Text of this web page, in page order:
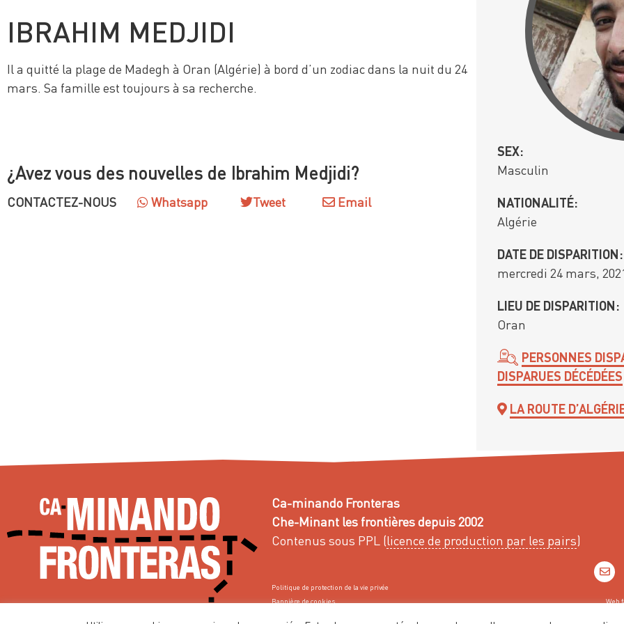
IBRAHIM MEDJIDI
Il a quitté la plage de Madegh à Oran (Algérie) à bord d’un zodiac dans la nuit du 24
mars. Sa famille est toujours à sa recherche.
¿Avez vous des nouvelles de Ibrahim Medjidi?
CONTACTEZ-NOUS Whatsapp Tweet Email
SEX:
Masculin
NATIONALITÉ:
Algérie
DATE DE DISPARITION:
mercredi 24 mars,
LIEU DE DISPARITION:
Oran
PERSONNES
DISPARUES DÉCÉDÉES
LA ROUTE
Ca-minando Fronteras
Che-Minant les frontières depuis 2002
Contenus sous PPL (licence de production par les pairs)
Politique de protection de la vie privée
Bannière de cookies
Web